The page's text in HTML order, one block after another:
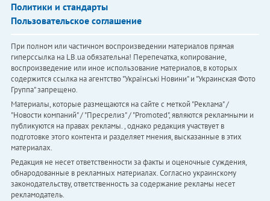
Политики и стандарты
Пользовательское соглашение
При полном или частичном воспроизведении материалов прямая
гиперссылка на LB.ua обязательна! Перепечатка, копирование,
воспроизведение или иное использование материалов, в которых
содержится ссылка на агентство "Українськi Новини" и "Украинская Фото
Группа" запрещено.
Материалы, которые размещаются на сайте с меткой "Реклама" /
"Новости компаний" / "Пресрелиз" / "Promoted", являются рекламными и
публикуются на правах рекламы. , однако редакция участвует в
подготовке этого контента и разделяет мнения, высказанные в этих
материалах.
Редакция не несет ответственности за факты и оценочные суждения,
обнародованные в рекламных материалах. Согласно украинскому
законодательству, ответственность за содержание рекламы несет
рекламодатель.